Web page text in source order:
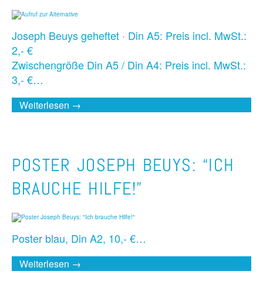
Joseph Beuys geheftet · Din A5: Preis incl. MwSt.:
2,- €
Zwischengröße Din A5 / Din A4: Preis incl. MwSt.:
3,- €…
Weiterlesen →
POSTER JOSEPH BEUYS: “ICH
BRAUCHE HILFE!”
Poster blau, Din A2, 10,- €…
Weiterlesen →